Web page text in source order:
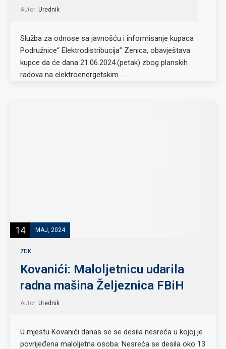
Autor: Urednik
Služba za odnose sa javnošću i informisanje kupaca
Podružnice“ Elektrodistribucija” Zenica, obavještava
kupce da će dana 21.06.2024.(petak) zbog planskih
radova na elektroenergetskim …
14 MAJ, 2024
ZDK
Kovanići: Maloljetnicu udarila
radna mašina Željeznica FBiH
Autor: Urednik
U mjestu Kovanići danas se se desila nesreća u kojoj je
povrijeđena maloljetna osoba. Nesreća se desila oko 13